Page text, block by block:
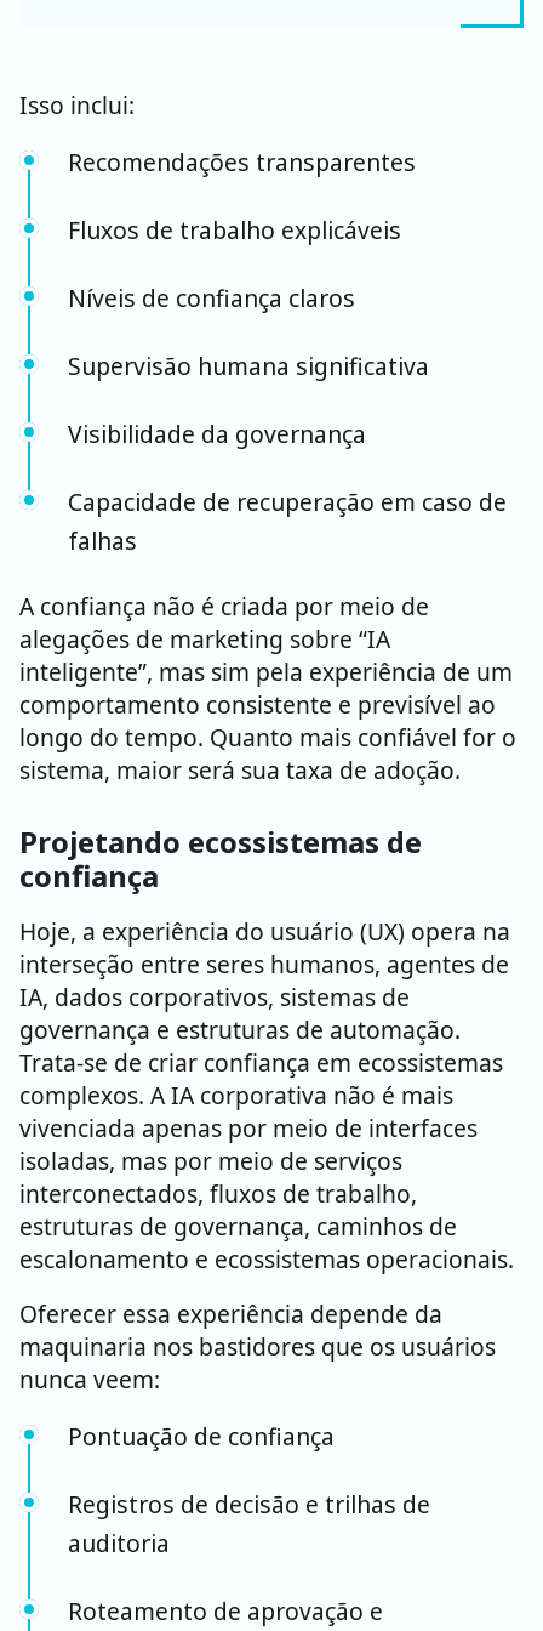
Isso inclui:
Recomendações transparentes
Fluxos de trabalho explicáveis
Níveis de confiança claros
Supervisão humana significativa
Visibilidade da governança
Capacidade de recuperação em caso de
falhas
A confiança não é criada por meio de
alegações de marketing sobre “IA
inteligente”, mas sim pela experiência de um
comportamento consistente e previsível ao
longo do tempo. Quanto mais confiável for o
sistema, maior será sua taxa de adoção.
Projetando ecossistemas de
confiança
Hoje, a experiência do usuário (UX) opera na
interseção entre seres humanos, agentes de
IA, dados corporativos, sistemas de
governança e estruturas de automação.
Trata-se de criar confiança em ecossistemas
complexos. A IA corporativa não é mais
vivenciada apenas por meio de interfaces
isoladas, mas por meio de serviços
interconectados, fluxos de trabalho,
estruturas de governança, caminhos de
escalonamento e ecossistemas operacionais.
Oferecer essa experiência depende da
maquinaria nos bastidores que os usuários
nunca veem:
Pontuação de confiança
Registros de decisão e trilhas de
auditoria
Roteamento de aprovação e